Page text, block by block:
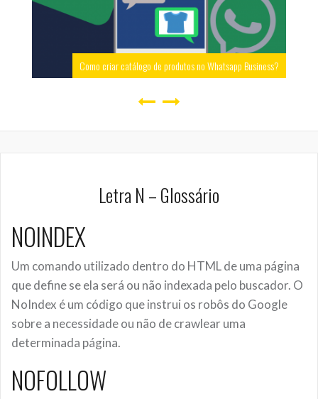
Como criar catálogo de produtos no Whatsapp Business?
Letra N – Glossário
NOINDEX
Um comando utilizado dentro do HTML de uma página
que define se ela será ou não indexada pelo buscador. O
NoIndex é um código que instrui os robôs do Google
sobre a necessidade ou não de crawlear uma
determinada página.
NOFOLLOW